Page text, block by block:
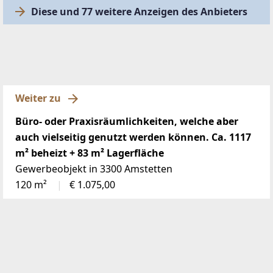
Diese und 77 weitere Anzeigen des Anbieters
Weiter zu
Büro- oder Praxisräumlichkeiten, welche aber
auch vielseitig genutzt werden können. Ca. 1117
m² beheizt + 83 m² Lagerfläche
Gewerbeobjekt in 3300 Amstetten
120 m²
€ 1.075,00